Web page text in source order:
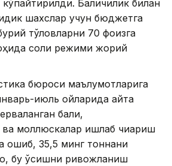
Балиқчилик билан
шахслар учун бюджетга
тўловларни 70 фоизга
солиқ режими жорий
бюроси маълумотларига
июль ойларида қайта
балиқ,
ва моллюскалар ишлаб чиқариш
ошиб, 35,5 минг тоннани
бу ўсишни ривожланиш